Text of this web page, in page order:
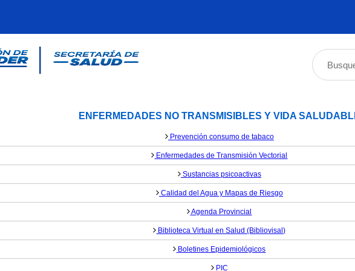
ENFERMEDADES NO TRANSMISIBLES Y VIDA
Prevención consumo de tabaco
Enfermedades de Transmisión Vectorial
Sustancias psicoactivas
Calidad del Agua y Mapas de Riesgo
Agenda Provincial
Biblioteca Virtual en Salud (Bibliovisal)
Boletines Epidemiológicos
PIC